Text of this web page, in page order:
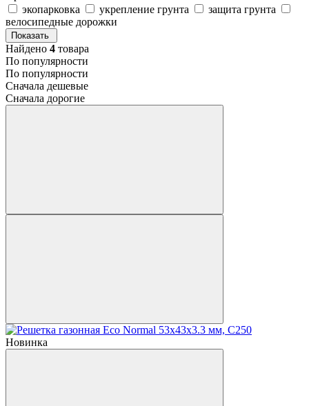
экопарковка
укрепление грунта
защита грунта
велосипедные дорожки
Показать
Найдено 4 товара
По популярности
По популярности
Сначала дешевые
Сначала дорогие
Новинка